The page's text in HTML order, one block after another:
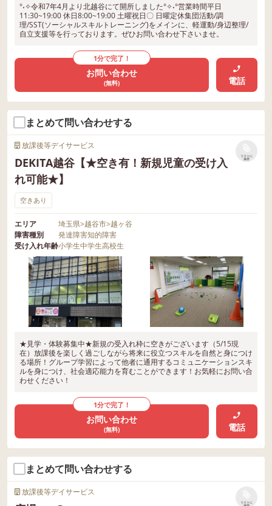
°˖✧令和7年4月より北越谷にて開所しました°✧˖°営業時間平日
11:30~19:00 休日8:00~19:00 土曜祝日〇 日曜定休集団活動/調
理/SST(ソーシャルスキルトレーニング)をメインに、軽運動/身辺整理/
自立支援等を行っております。ぜひお問い合わせ下さいませ。
1分で完了！
お問い合わせ
(無料) 電話
まとめて問い合わせする
放課後等デイサービス
DEKITA越谷【★空き有！新規児童の受け入
れ可能★】
リストに
保存
空きあり
エリア 埼玉県>越谷市>越ヶ谷
障害種別
発達障害知的障害
受け入れ年齢小学生中学生高校生
★見学・体験募集中★新規の受入れ枠に空きがございます（5/15現
在）放課後を楽しく過ごしながら将来に役立つスキルを自然と身につけ
る場所！グループ学習によって他者に通用するコミュニケーションスキ
ルを身につけ、社会適応能力を育むことができます！お気軽にお問い合
わせください！
1分で完了！
お問い合わせ
(無料) 電話
まとめて問い合わせする
放課後等デイサービス
リストに
保存